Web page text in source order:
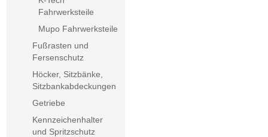
Fahrwerksteile
Mupo Fahrwerksteile
Fußrasten und
Fersenschutz
Höcker, Sitzbänke,
Sitzbankabdeckungen
Getriebe
Kennzeichenhalter
und Spritzschutz